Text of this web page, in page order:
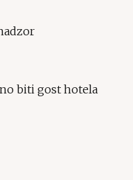
biti gost hotela